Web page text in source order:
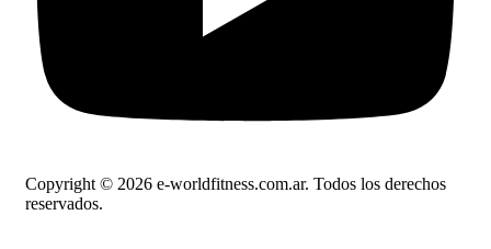
Copyright © 2026 e-worldfitness.com.ar. Todos los derechos
reservados.